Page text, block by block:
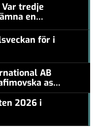
tredje
en
för i
AB
as
2026 i